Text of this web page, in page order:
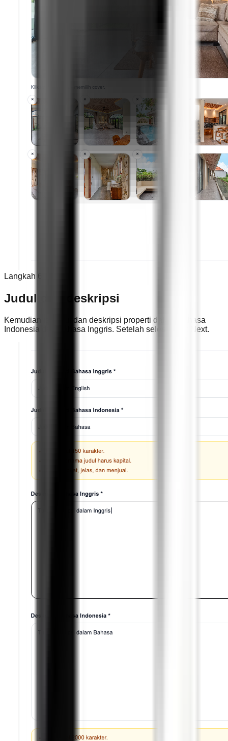
Langkah 6
Judul dan deskripsi
Kemudian isi judul dan deskripsi properti dalam Bahasa
Indonesia dan Bahasa Inggris. Setelah selesai, klik Next.